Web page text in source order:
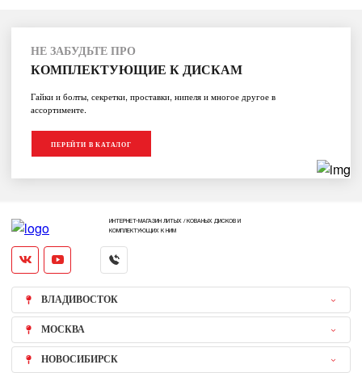
НЕ ЗАБУДЬТЕ ПРО
КОМПЛЕКТУЮЩИЕ К ДИСКАМ
Гайки и болты, секретки, проставки, нипеля и многое другое в
ассортименте.
ПЕРЕЙТИ В КАТАЛОГ
ИНТЕРНЕТ-МАГАЗИН ЛИТЫХ / КОВАНЫХ ДИСКОВ И
КОМПЛЕКТУЮЩИХ К НИМ
ВЛАДИВОСТОК
МОСКВА
НОВОСИБИРСК